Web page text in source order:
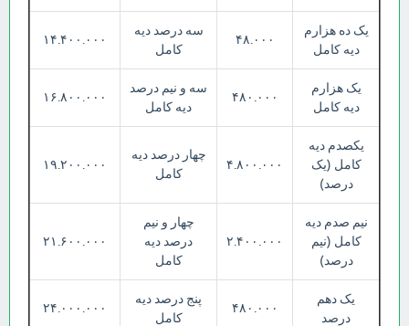
یک ده هزارم
دیه کامل
۴۸.۰۰۰
سه درصد دیه
کامل
۱۴.۴۰۰.۰۰۰
یک هزارم
دیه کامل
۴۸۰.۰۰۰
سه و نیم درصد
دیه کامل
۱۶.۸۰۰.۰۰۰
یکصدم دیه
کامل (یک
درصد)
۴.۸۰۰.۰۰۰
چهار درصد دیه
کامل
۱۹.۲۰۰.۰۰۰
نیم صدم دیه
کامل (نیم
درصد)
۲.۴۰۰.۰۰۰
چهار و نیم
درصد دیه
کامل
۲۱.۶۰۰.۰۰۰
یک دهم
درصد
۴۸۰.۰۰۰
پنج درصد دیه
کامل
۲۴.۰۰۰.۰۰۰